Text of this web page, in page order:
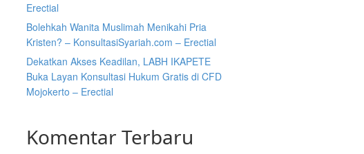
Erectial
Bolehkah Wanita Muslimah Menikahi Pria
Kristen? – KonsultasiSyariah.com – Erectial
Dekatkan Akses Keadilan, LABH IKAPETE
Buka Layan Konsultasi Hukum Gratis di CFD
Mojokerto – Erectial
Komentar Terbaru